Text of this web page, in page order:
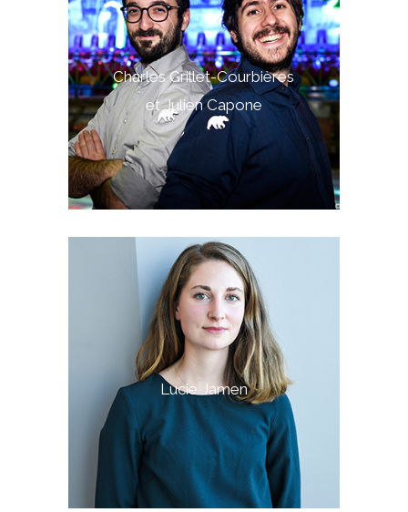
Charles Grillet-Courbières
et Julien Capone
Lucie Jamen